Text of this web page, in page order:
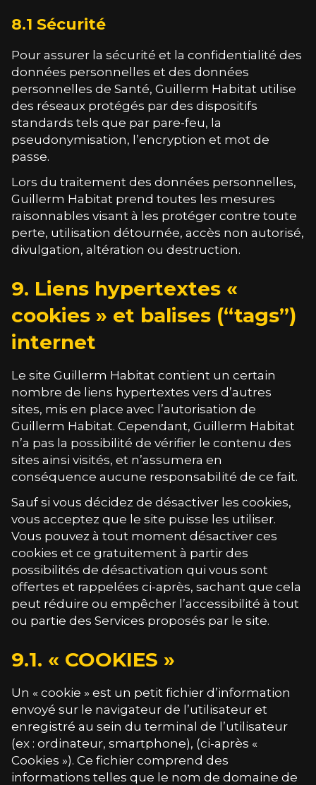
8.1 Sécurité
Pour assurer la sécurité et la confidentialité des
données personnelles et des données
personnelles de Santé, Guillerm Habitat utilise
des réseaux protégés par des dispositifs
standards tels que par pare-feu, la
pseudonymisation, l’encryption et mot de
passe.
Lors du traitement des données personnelles,
Guillerm Habitat prend toutes les mesures
raisonnables visant à les protéger contre toute
perte, utilisation détournée, accès non autorisé,
divulgation, altération ou destruction.
9. Liens hypertextes «
cookies » et balises (“tags”)
internet
Le site Guillerm Habitat contient un certain
nombre de liens hypertextes vers d’autres
sites, mis en place avec l’autorisation de
Guillerm Habitat. Cependant, Guillerm Habitat
n’a pas la possibilité de vérifier le contenu des
sites ainsi visités, et n’assumera en
conséquence aucune responsabilité de ce fait.
Sauf si vous décidez de désactiver les cookies,
vous acceptez que le site puisse les utiliser.
Vous pouvez à tout moment désactiver ces
cookies et ce gratuitement à partir des
possibilités de désactivation qui vous sont
offertes et rappelées ci-après, sachant que cela
peut réduire ou empêcher l’accessibilité à tout
ou partie des Services proposés par le site.
9.1. « COOKIES »
Un « cookie » est un petit fichier d’information
envoyé sur le navigateur de l’utilisateur et
enregistré au sein du terminal de l’utilisateur
(ex : ordinateur, smartphone), (ci-après «
Cookies »). Ce fichier comprend des
informations telles que le nom de domaine de